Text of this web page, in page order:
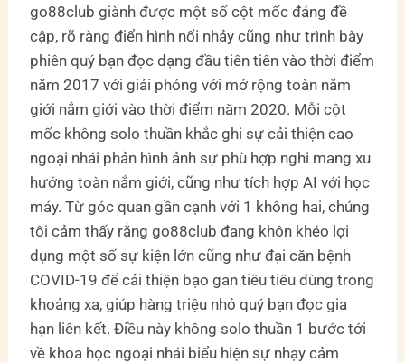
go88club giành được một số cột mốc đáng đề
cập, rõ ràng điển hình nổi nhảy cũng như trình bày
phiên quý bạn đọc dạng đầu tiên tiên vào thời điểm
năm 2017 với giải phóng với mở rộng toàn nắm
giới nắm giới vào thời điểm năm 2020. Mỗi cột
mốc không solo thuần khắc ghi sự cải thiện cao
ngoại nhái phản hình ảnh sự phù hợp nghi mang xu
hướng toàn nắm giới, cũng như tích hợp AI với học
máy. Từ góc quan gần cạnh với 1 không hai, chúng
tôi cảm thấy rằng go88club đang khôn khéo lợi
dụng một số sự kiện lớn cũng như đại căn bệnh
COVID-19 để cải thiện bạo gan tiêu tiêu dùng trong
khoảng xa, giúp hàng triệu nhỏ quý bạn đọc gia
hạn liên kết. Điều này không solo thuần 1 bước tới
về khoa học ngoại nhái biểu hiện sự nhạy cảm